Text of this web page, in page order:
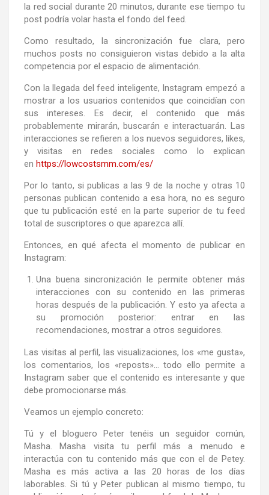
la red social durante 20 minutos, durante ese tiempo tu
post podría volar hasta el fondo del feed.
Como resultado, la sincronización fue clara, pero
muchos posts no consiguieron vistas debido a la alta
competencia por el espacio de alimentación.
Con la llegada del feed inteligente, Instagram empezó a
mostrar a los usuarios contenidos que coincidían con
sus intereses. Es decir, el contenido que más
probablemente mirarán, buscarán e interactuarán. Las
interacciones se refieren a los nuevos seguidores, likes,
y visitas en redes sociales como lo explican
en https://lowcostsmm.com/es/
Por lo tanto, si publicas a las 9 de la noche y otras 10
personas publican contenido a esa hora, no es seguro
que tu publicación esté en la parte superior de tu feed
total de suscriptores o que aparezca allí.
Entonces, en qué afecta el momento de publicar en
Instagram:
Una buena sincronización le permite obtener más
interacciones con su contenido en las primeras
horas después de la publicación. Y esto ya afecta a
su promoción posterior: entrar en las
recomendaciones, mostrar a otros seguidores.
Las visitas al perfil, las visualizaciones, los «me gusta»,
los comentarios, los «reposts»… todo ello permite a
Instagram saber que el contenido es interesante y que
debe promocionarse más.
Veamos un ejemplo concreto:
Tú y el bloguero Peter tenéis un seguidor común,
Masha. Masha visita tu perfil más a menudo e
interactúa con tu contenido más que con el de Petey.
Masha es más activa a las 20 horas de los días
laborables. Si tú y Peter publican al mismo tiempo, tu